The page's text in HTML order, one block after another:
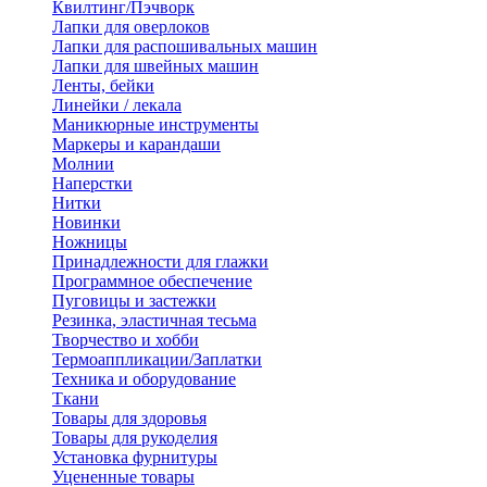
Квилтинг/Пэчворк
Лапки для оверлоков
Лапки для распошивальных машин
Лапки для швейных машин
Ленты, бейки
Линейки / лекала
Маникюрные инструменты
Маркеры и карандаши
Молнии
Наперстки
Нитки
Новинки
Ножницы
Принадлежности для глажки
Программное обеспечение
Пуговицы и застежки
Резинка, эластичная тесьма
Творчество и хобби
Термоаппликации/Заплатки
Техника и оборудование
Ткани
Товары для здоровья
Товары для рукоделия
Установка фурнитуры
Уцененные товары